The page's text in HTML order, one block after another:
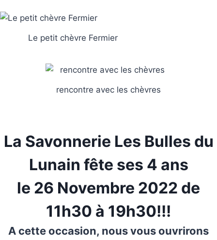
Le petit chèvre Fermier
rencontre avec les chèvres
La Savonnerie Les Bulles du
Lunain fête ses 4 ans
le 26 Novembre 2022 de
11h30 à 19h30!!!
A cette occasion, nous vous ouvrirons